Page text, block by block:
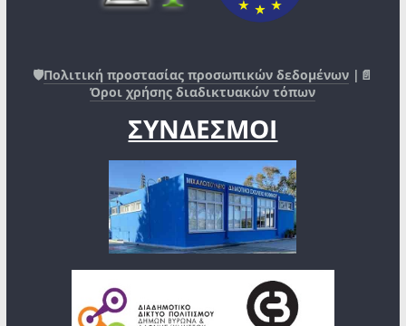
🛡️Πολιτική προστασίας προσωπικών δεδομένων |📄
Όροι χρήσης διαδικτυακών τόπων
ΣΥΝΔΕΣΜΟΙ